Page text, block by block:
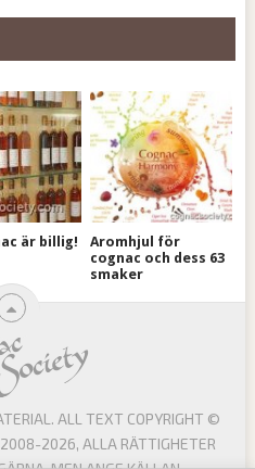
är billig!
Aromhjul för
cognac och dess 63
smaker
ALL TEXT COPYRIGHT ©
2008-2026, ALLA RÄTTIGHETER